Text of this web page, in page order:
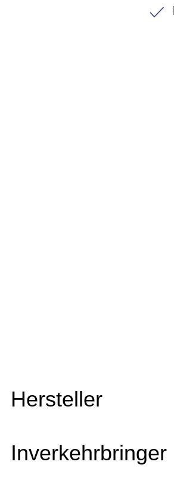
Hersteller
Inverkehrbringer